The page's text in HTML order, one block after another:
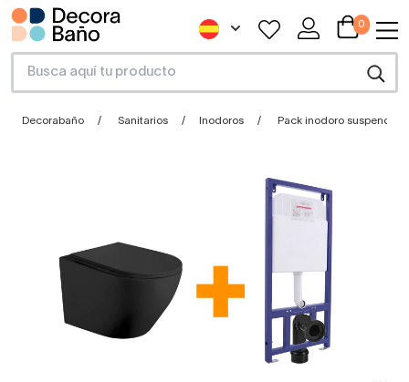
0
Decorabaño Sanitarios Inodoros Pack inodoro